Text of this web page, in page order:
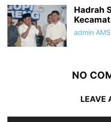
Hadrah
admin AMS
NO
LEAVE